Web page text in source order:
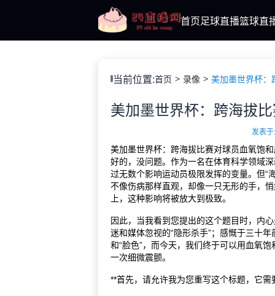
首页足球直播篮球直
当前位置:首页 录像 美加墨世界杯：
发表
美加墨世界杯：跨海拔比赛对球员血氧饱
好的，没问题。作为一名在体育科学领域
过无数个影响运动员极限发挥的变量。但“
不像伤病那样直观，却像一只无形的手，
上，这种影响将被放大到极致。
因此，当我看到您提出的这个题目时，内
迷和媒体忽视的“隐形杀手”；感慨于三十
和“脸色”，而今天，我们终于可以用血氧
一次细微震颤。
**首先，请允许我为您重写这个标题，它